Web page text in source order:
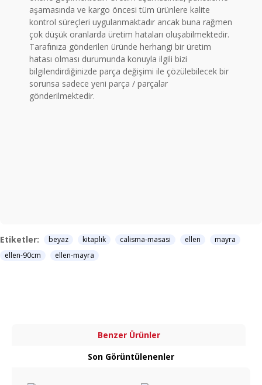
aşamasında ve kargo öncesi tüm ürünlere kalite
kontrol süreçleri uygulanmaktadır ancak buna rağmen
çok düşük oranlarda üretim hataları oluşabilmektedir.
Tarafınıza gönderilen üründe herhangi bir üretim
hatası olması durumunda konuyla ilgili bizi
bilgilendirdiğinizde parça değişimi ile çözülebilecek bir
sorunsa sadece yeni parça / parçalar
gönderilmektedir.
Etiketler: beyaz kitaplık calisma-masasi ellen
mayra
ellen-90cm
ellen-mayra
Benzer Ürünler
Son Görüntülenenler